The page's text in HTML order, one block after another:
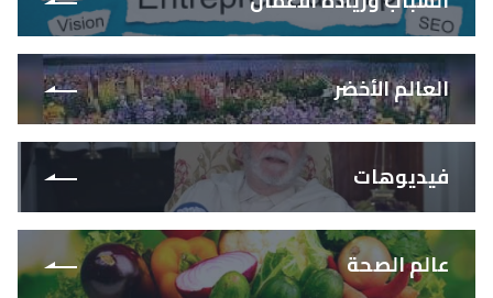
العالم الأخضر
فيديوهات
عالم الصحة